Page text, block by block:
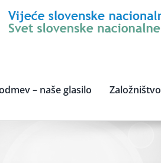
– naše glasilo Založništvo